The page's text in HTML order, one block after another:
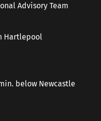
Advisory Team
Hartlepool
below Newcastle